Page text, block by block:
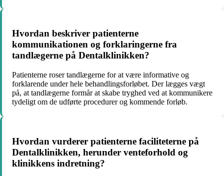
Hvordan beskriver patienterne
kommunikationen og forklaringerne fra
tandlægerne på Dentalklinikken?
Patienterne roser tandlægerne for at være informative og
forklarende under hele behandlingsforløbet. Der lægges vægt
på, at tandlægerne formår at skabe tryghed ved at kommunikere
tydeligt om de udførte procedurer og kommende forløb.
Hvordan vurderer patienterne faciliteterne på
Dentalklinikken, herunder venteforhold og
klinikkens indretning?